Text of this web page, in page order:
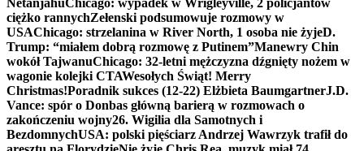
NetanjahuChicago: wypadek w Wrigleyville, 2 policjantów
ciężko rannychZełenski podsumowuje rozmowy w
USAChicago: strzelanina w River North, 1 osoba nie żyjeD.
Trump: “miałem dobrą rozmowę z Putinem”Manewry Chin
wokół TajwanuChicago: 32-letni mężczyzna dźgnięty nożem w
wagonie kolejki CTAWesołych Świąt! Merry
Christmas!Poradnik sukces (12-22) Elżbieta BaumgartnerJ.D.
Vance: spór o Donbas główną barierą w rozmowach o
zakończeniu wojny26. Wigilia dla Samotnych i
BezdomnychUSA: polski pięściarz Andrzej Wawrzyk trafił do